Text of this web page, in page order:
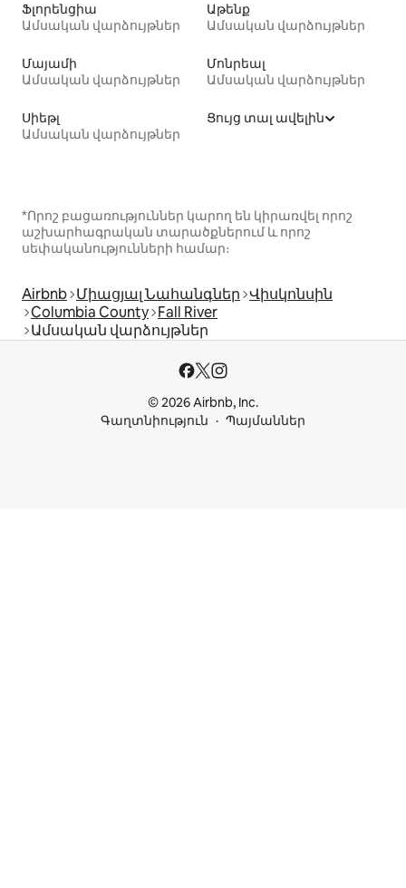
Ֆլորենցիա
Ամսական վարձույթներ
Աթենք
Ամսական վարձույթներ
Մայամի
Ամսական վարձույթներ
Մոնրեալ
Ամսական վարձույթներ
Սիեթլ
Ամսական վարձույթներ
Ցույց տալ ավելին
*Որոշ բացառություններ կարող են կիրառվել որոշ
աշխարհագրական տարածքներում և որոշ
սեփականությունների համար։
Airbnb Միացյալ Նահանգներ Վիսկոնսին
Columbia County Fall River
Ամսական վարձույթներ
© 2026 Airbnb, Inc.
Գաղտնիություն
Պայմաններ